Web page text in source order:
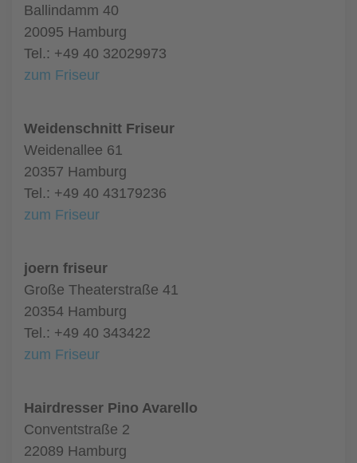
Ballindamm 40
20095 Hamburg
Tel.: +49 40 32029973
zum Friseur
Weidenschnitt Friseur
Weidenallee 61
20357 Hamburg
Tel.: +49 40 43179236
zum Friseur
joern friseur
Große Theaterstraße 41
20354 Hamburg
Tel.: +49 40 343422
zum Friseur
Hairdresser Pino Avarello
Conventstraße 2
22089 Hamburg